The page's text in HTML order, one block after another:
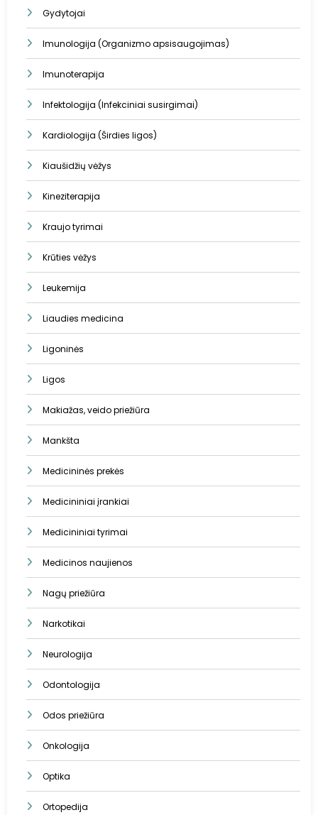
Gydytojai
Imunologija (Organizmo apsisaugojimas)
Imunoterapija
Infektologija (Infekciniai susirgimai)
Kardiologija (Širdies ligos)
Kiaušidžių vėžys
Kineziterapija
Kraujo tyrimai
Krūties vėžys
Leukemija
Liaudies medicina
Ligoninės
Ligos
Makiažas, veido priežiūra
Mankšta
Medicininės prekės
Medicininiai įrankiai
Medicininiai tyrimai
Medicinos naujienos
Nagų priežiūra
Narkotikai
Neurologija
Odontologija
Odos priežiūra
Onkologija
Optika
Ortopedija